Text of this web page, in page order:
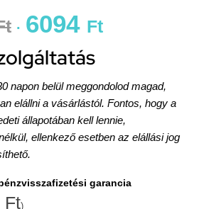
6094 Ft
napon belül meggondolod magad,
elállni a vásárlástól. Fontos, hogy a
állapotában kell lennie,
ellenkező esetben az elállási jog
garancia
Ft)